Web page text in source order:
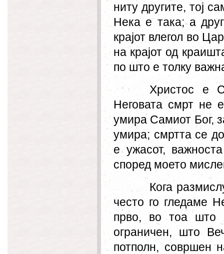
ниту другите, тој
Нека е така; а
крајот влегол во
на крајот од
по што е толку
Христос е
Неговата смрт не
умира Самиот Бог,
умира; смртта се
е ужасот,
според моето
Кога
често го гледаме
прво, во тоа што
ограничен, што
потполн, совршен